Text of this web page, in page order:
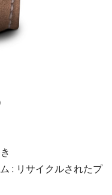
: リサイクルされたプ